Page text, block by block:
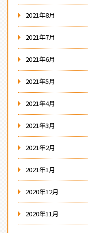
2021年8月
2021年7月
2021年6月
2021年5月
2021年4月
2021年3月
2021年2月
2021年1月
2020年12月
2020年11月